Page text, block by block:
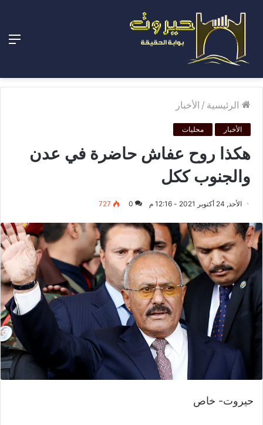
الرئيسية / الأخبار
الأخبار محليات
هكذا روح عفاش حاضرة في عدن
والجنوب ككل
الأحد, 24 أكتوبر 2021 - 12:16 م 0
727
حيروت- خاص